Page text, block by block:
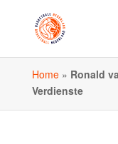
Home» Ronald
Verdienste